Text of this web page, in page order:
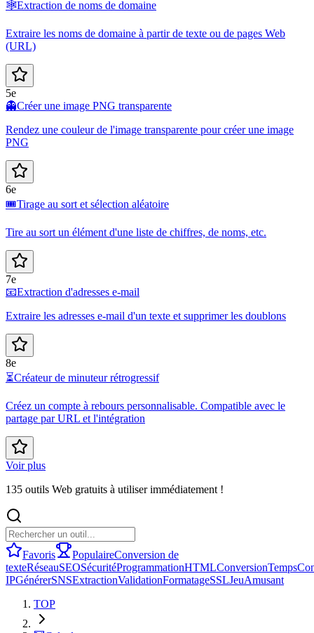
🕸️Extraction de noms de domaine
Extraire les noms de domaine à partir de texte ou de pages Web
(URL)
5e
👻Créer une image PNG transparente
Rendez une couleur de l'image transparente pour créer une image
PNG
6e
🎟️Tirage au sort et sélection aléatoire
Tire au sort un élément d'une liste de chiffres, de noms, etc.
7e
📧Extraction d'adresses e-mail
Extraire les adresses e-mail d'un texte et supprimer les doublons
8e
⏳Créateur de minuteur rétrogressif
Créez un compte à rebours personnalisable. Compatible avec le
partage par URL et l'intégration
Voir plus
135 outils Web gratuits à utiliser immédiatement !
Favoris PopulaireConversion de
texteRéseauSEOSécuritéProgrammationHTMLConversionTemps
IPGénérerSNSExtractionValidationFormatageSSLJeuAmusant
TOP